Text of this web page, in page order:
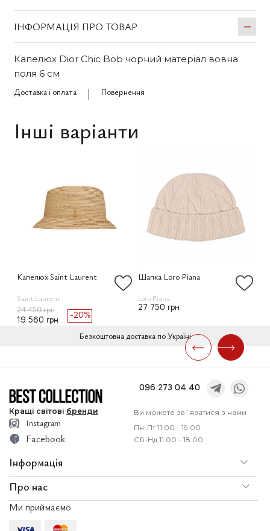
ІНФОРМАЦІЯ ПРО ТОВАР
Капелюх Dior Chic Bob чорний матеріал вовна
поля 6 см
Доставка і оплата
Повернення
Інші варіанти
Капелюх Saint Laurent
Saint Laurent
24 450 грн
19 560 грн
-20%
Шапка Loro Piana
Loro Piana
27 750 грн
Безкоштовна доставка по Україні
Кращі світові бренди
096 273 04 40
Ви можете зв`язатися з нами
Пн-Пт 11:00 - 19:00
Сб-Нд 11:00 - 18:00
Про нас
Послуги
Інформація
Доставка і оплата
Instagram
Facebook
Ми приймаємо